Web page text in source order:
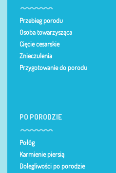
Przebieg porodu
Osoba towarzysząca
Cięcie cesarskie
Znieczulenia
Przygotowanie do porodu
PO PORODZIE
Połóg
Karmienie piersią
Dolegliwości po porodzie